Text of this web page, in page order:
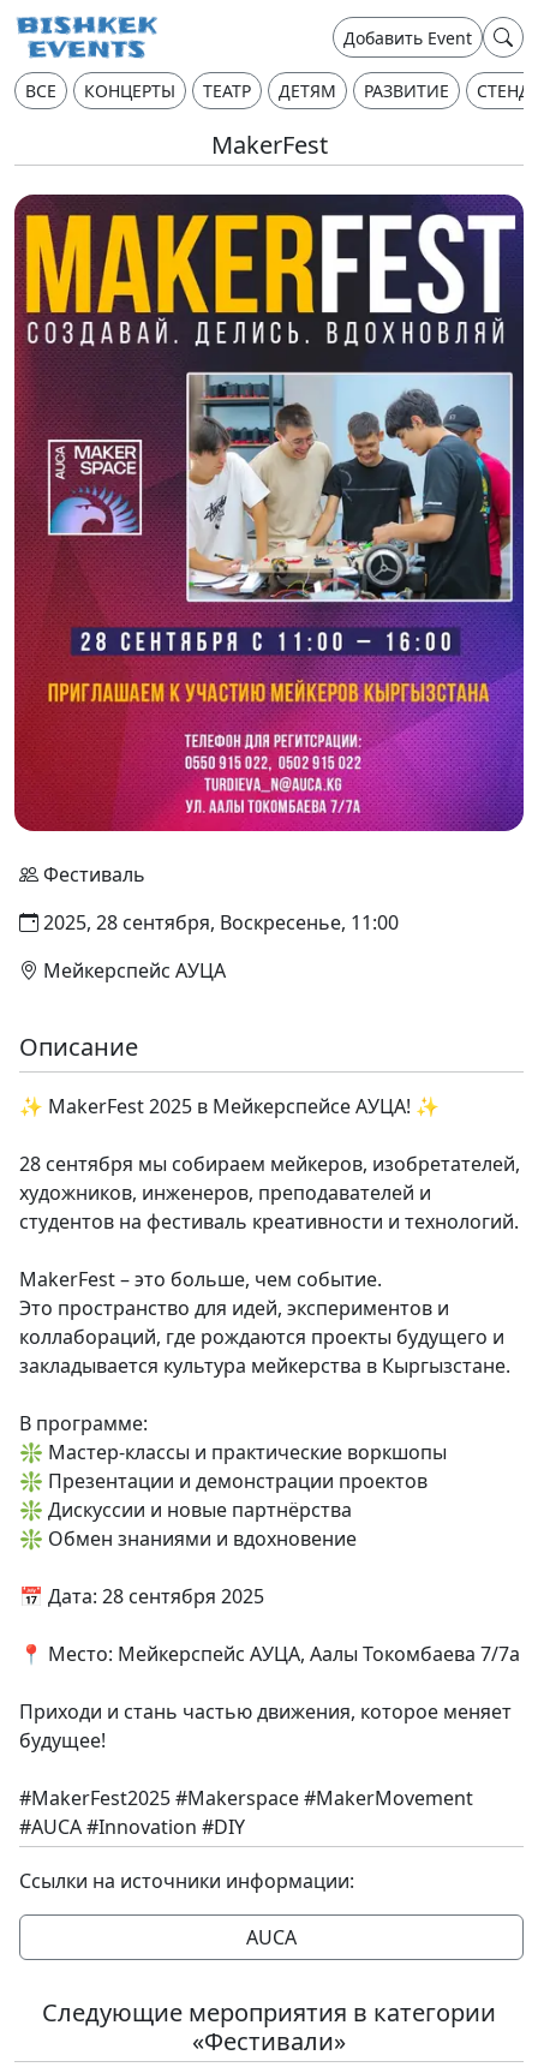
Добавить Event
ВСЕ КОНЦЕРТЫ ТЕАТР ДЕТЯМ РАЗВИТИЕ
MakerFest
Фестиваль
2025, 28 сентября, Воскресенье, 11:00
Мейкерспейс АУЦА
Описание
✨ MakerFest 2025 в Мейкерспейсе АУЦА! ✨
28 сентября мы собираем мейкеров, изобретателей,
художников, инженеров, преподавателей и
студентов на фестиваль креативности и технологий.
MakerFest – это больше, чем событие.
Это пространство для идей, экспериментов и
коллабораций, где рождаются проекты будущего и
закладывается культура мейкерства в Кыргызстане.
В программе:
❇️ Мастер-классы и практические воркшопы
❇️ Презентации и демонстрации проектов
❇️ Дискуссии и новые партнёрства
❇️ Обмен знаниями и вдохновение
📅 Дата: 28 сентября 2025
📍 Место: Мейкерспейс АУЦА, Аалы Токомбаева 7/7а
Приходи и стань частью движения, которое меняет
будущее!
#MakerFest2025 #Makerspace #MakerMovement
#AUCA #Innovation #DIY
Ссылки на источники информации:
AUCA
Следующие мероприятия в категории
«Фестивали»